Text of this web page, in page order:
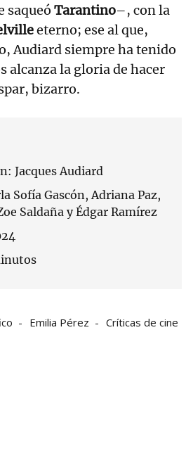
saqueó Tarantino–, con la
eterno; ese al que,
Audiard siempre ha tenido
alcanza la gloria de hacer
bizarro.
Jacques Audiard
Sofía Gascón, Adriana Paz,
Saldaña y Édgar Ramírez
Emilia Pérez Críticas de cine